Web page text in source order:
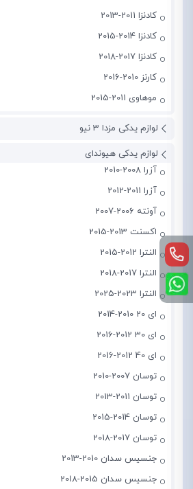
کادنزا 2011-2013
کادنزا 2014-2015
کادنزا 2017-2018
کارنز 2010-2016
موهاوی 2011-2015
لوازم یدکی مزدا 3 نیو
لوازم یدکی هیوندای
آزرا 2008-2010
آزرا 2011-2012
آونته 2006-2007
اکسنت 2013-2015
النترا 2012-2015
النترا 2017-2018
النترا 2023-2025
ای 20 2010-2014
ای 30 2012-2016
ای 40 2012-2016
توسان 2007-2010
توسان 2011-2013
توسان 2014-2015
توسان 2017-2018
جنسیس سدان 2010-2013
جنسیس سدان 2015-2018